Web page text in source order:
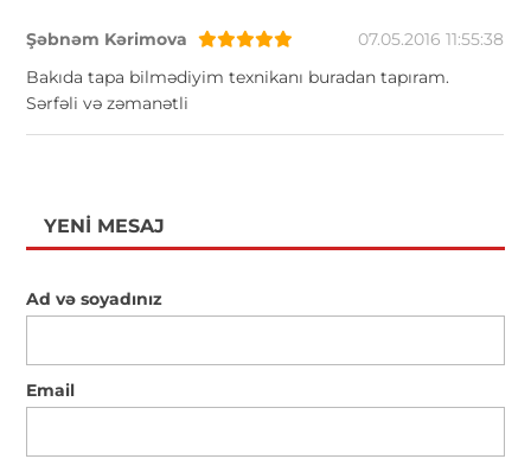
Şəbnəm Kərimova
07.05.2016 11:55:38
Bakıda tapa bilmədiyim texnikanı buradan tapıram.
Sərfəli və zəmanətli
YENI MESAJ
Ad və soyadınız
Email